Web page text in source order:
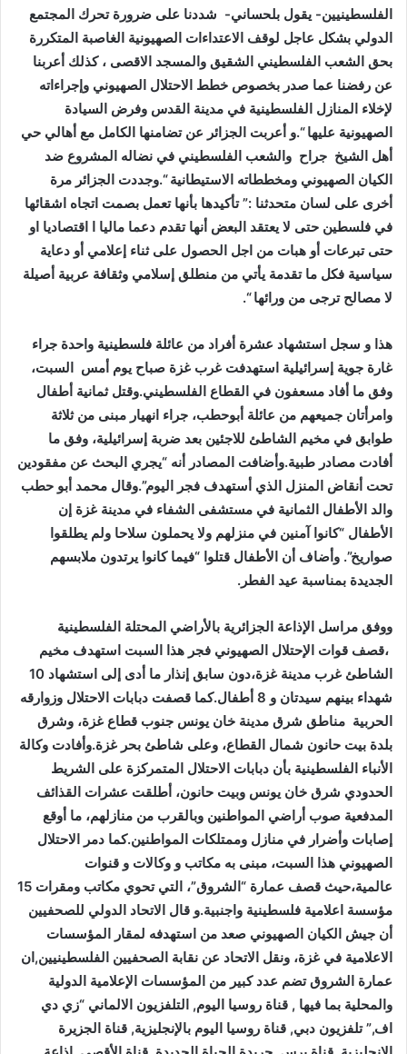
الفلسطينيين- يقول بلحساني- شددنا على ضرورة تحرك المجتمع
الدولي بشكل عاجل لوقف الاعتداءات الصهيونية الغاصبة المتكررة
بحق الشعب الفلسطيني الشقيق والمسجد الاقصى ، كذلك أعربنا
عن رفضنا عما صدر بخصوص خطط الاحتلال الصهيوني وإجراءاته
لإخلاء المنازل الفلسطينية في مدينة القدس وفرض السيادة
الصهيونية عليها “.و أعربت الجزائر عن تضامنها الكامل مع أهالي حي
أهل الشيخ جراح والشعب الفلسطيني في نضاله المشروع ضد
الكيان الصهيوني ومخططاته الاستيطانية “.وجددت الجزائر مرة
أخرى على لسان متحدثنا :” تأكيدها بأنها تعمل بصمت اتجاه اشقائها
في فلسطين حتى لا يعتقد البعض أنها تقدم دعما ماليا ا اقتصاديا او
حتى تبرعات أو هبات من اجل الحصول على ثناء إعلامي أو دعاية
سياسية فكل ما تقدمة يأتي من منطلق إسلامي وثقافة عربية أصيلة
لا مصالح ترجى من ورائها “.
هذا و سجل استشهاد عشرة أفراد من عائلة فلسطينية واحدة جراء
غارة جوية إسرائيلية استهدفت غرب غزة صباح يوم أمس السبت،
وفق ما أفاد مسعفون في القطاع الفلسطيني.وقتل ثمانية أطفال
وامرأتان جميعهم من عائلة أبوحطب، جراء انهيار مبنى من ثلاثة
طوابق في مخيم الشاطئ للاجئين بعد ضربة إسرائيلية، وفق ما
أفادت مصادر طبية.وأضافت المصادر أنه “يجري البحث عن مفقودين
تحت أنقاض المنزل الذي أستهدف فجر اليوم”.وقال محمد أبو حطب
والد الأطفال الثمانية في مستشفى الشفاء في مدينة غزة إن
الأطفال “كانوا آمنين في منزلهم ولا يحملون سلاحا ولم يطلقوا
صواريخ”. وأضاف أن الأطفال قتلوا “فيما كانوا يرتدون ملابسهم
الجديدة بمناسبة عيد الفطر.
ووفق مراسل الإذاعة الجزائرية بالأراضي المحتلة الفلسطينية
،قصف قوات الإحتلال الصهيوني فجر هذا السبت استهدف مخيم
الشاطئ غرب مدينة غزة،دون سابق إنذار ما أدى إلى استشهاد 10
شهداء بينهم سيدتان و 8 أطفال.كما قصفت دبابات الاحتلال وزوارقه
الحربية مناطق شرق مدينة خان يونس جنوب قطاع غزة، وشرق
بلدة بيت حانون شمال القطاع، وعلى شاطئ بحر غزة.وأفادت وكالة
الأنباء الفلسطينية بأن دبابات الاحتلال المتمركزة على الشريط
الحدودي شرق خان يونس وبيت حانون، أطلقت عشرات القذائف
المدفعية صوب أراضي المواطنين وبالقرب من منازلهم، ما أوقع
إصابات وأضرار في منازل وممتلكات المواطنين.كما دمر الاحتلال
الصهيوني هذا السبت، مبنى به مكاتب و وكالات و قنوات
عالمية،حيث قصف عمارة “الشروق”، التي تحوي مكاتب ومقرات 15
مؤسسة اعلامية فلسطينية واجنبية.و قال الاتحاد الدولي للصحفيين
أن جيش الكيان الصهيوني صعد من استهدفه لمقار المؤسسات
الاعلامية في غزة، ونقل الاتحاد عن نقابة الصحفيين الفلسطينيين,ان
عمارة الشروق تضم عدد كبير من المؤسسات الإعلامية الدولية
والمحلية بما فيها , قناة روسيا اليوم, التلفزيون الالماني “زي دي
اف,” تلفزيون دبي, قناة روسيا اليوم بالإنجليزية, قناة الجزيرة